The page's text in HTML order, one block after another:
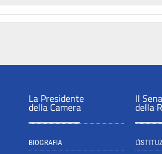
La Presidente
della Camera
BIOGRAFIA
Il
della